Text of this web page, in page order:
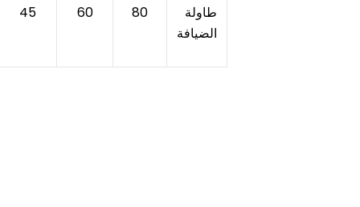
45 60 80
طاولة
الضيافة